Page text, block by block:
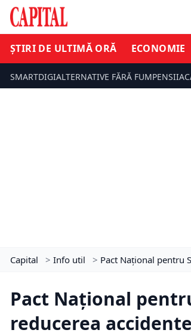
ȘTIRI DE ULTIMĂ ORĂ ECONOMIE
SMARTDIGIALTERNATIVE FĂRĂ FUMPENSII
Capital > Info util > Pact Național pentru
Pact Național
reducerea